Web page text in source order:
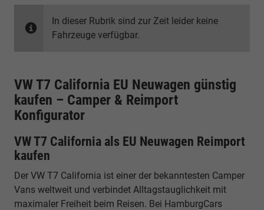
In dieser Rubrik sind zur Zeit leider keine
Fahrzeuge verfügbar.
VW T7 California EU Neuwagen günstig
kaufen – Camper & Reimport
Konfigurator
VW T7 California als EU Neuwagen Reimport
kaufen
Der VW T7 California ist einer der bekanntesten Camper
Vans weltweit und verbindet Alltagstauglichkeit mit
maximaler Freiheit beim Reisen. Bei HamburgCars